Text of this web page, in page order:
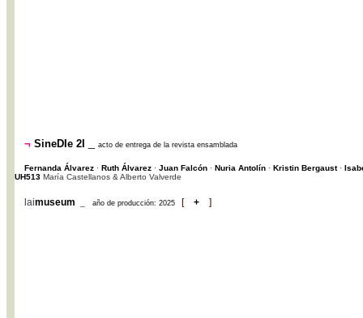
¬ SineDIe 2I acto de entrega de la revista ensamblada
Fernanda Álvarez · Ruth Álvarez · Juan Falcón · Nuria Antolín · Kristin Bergaust·
UH513 María Castellanos & Alberto Valverde
laimuseum año de producción: 2025 [ + ]